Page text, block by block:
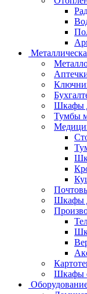
Шкафы
Тумбы
Шкафы
Шкафы